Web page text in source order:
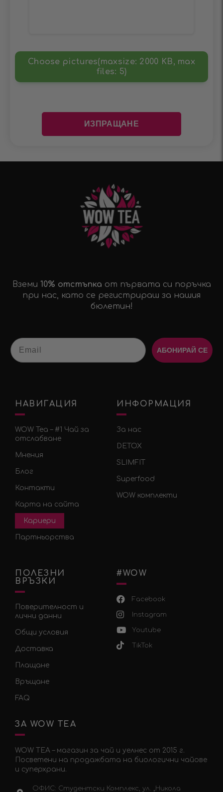
Choose pictures(maxsize: 2000 KB, max
files: 5)
Вземи 10% отстъпка от първата си поръчка
при нас, като се регистрираш за нашия
бюлетин!
Email
АБОНИРАЙ СЕ
НАВИГАЦИЯ
WOW Tea – #1 Чай за
отслабване
Мнения
Блог
Контакти
Карта на сайта
Кариери
Партньорства
ИНФОРМАЦИЯ
За нас
DETOX
SLIMFIT
Superfood
WOW комплекти
ПОЛЕЗНИ
ВРЪЗКИ
Поверителност и
лични данни
Общи условия
Доставка
Плащане
Връщане
FAQ
#WOW
Facebook
Instagram
Youtube
TikTok
ЗА WOW TEA
WOW TEA – магазин за чай и уелнес от 2015 г.
Посветени на продажбата на биологични чайове
и суперхрани.
ОФИС: Студентски Комплекс, ул. „Никола